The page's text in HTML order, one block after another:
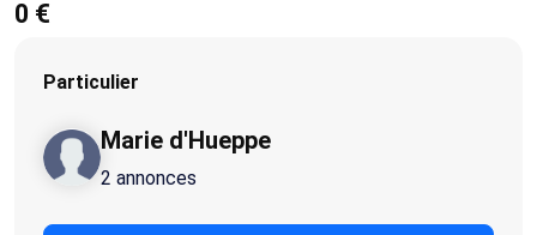
0 €
Particulier
Marie d'Hueppe
2 annonces